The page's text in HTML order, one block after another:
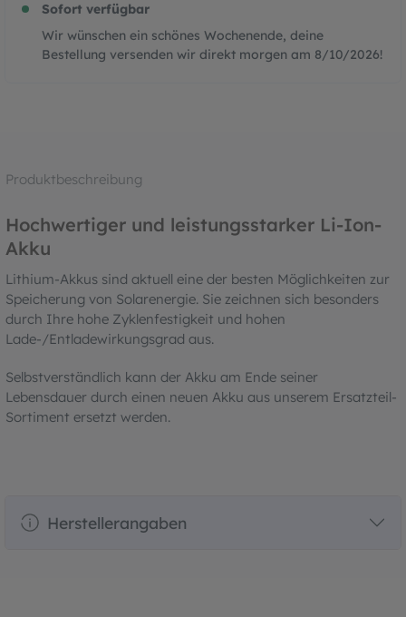
Sofort verfügbar
Wir wünschen ein schönes Wochenende, deine
Bestellung versenden wir direkt morgen am 8/10/2026!
Produktbeschreibung
Hochwertiger und leistungsstarker Li-Ion-
Akku
Lithium-Akkus sind aktuell eine der besten Möglichkeiten zur
Speicherung von Solarenergie. Sie zeichnen sich besonders
durch Ihre hohe Zyklenfestigkeit und hohen
Lade-/Entladewirkungsgrad aus.
Selbstverständlich kann der Akku am Ende seiner
Lebensdauer durch einen neuen Akku aus unserem Ersatzteil-
Sortiment ersetzt werden.
Herstellerangaben